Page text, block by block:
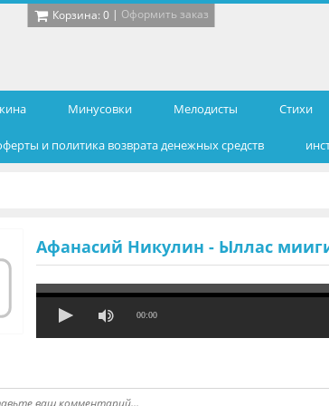
Корзина: 0| Оформить заказ
Минусовки Мелодисты Cтихи
и политика возврата денежных средств
Афанасий Никулин - Ыллас
00:00